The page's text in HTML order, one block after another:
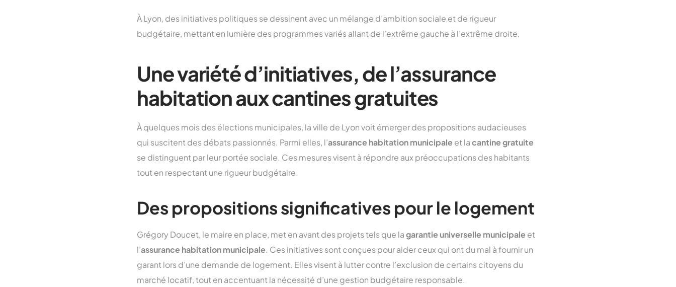
À Lyon, des initiatives politiques se dessinent avec un mélange d’ambition sociale et de rigueur
budgétaire, mettant en lumière des programmes variés allant de l’extrême gauche à l’extrême droite.
Une variété d’initiatives, de l’assurance
habitation aux cantines gratuites
À quelques mois des élections municipales, la ville de Lyon voit émerger des propositions audacieuses
qui suscitent des débats passionnés. Parmi elles, l’assurance habitation municipale et lacantine gratuite
se distinguent par leur portée sociale. Ces mesures visent à répondre aux préoccupations des habitants
tout en respectant une rigueur budgétaire.
Des propositions significatives pour le logement
Grégory Doucet, le maire en place, met en avant des projets tels que lagarantie universelle municipale et
l’assurance habitation municipale. Ces initiatives sont conçues pour aider ceux qui ont du mal à fournir un
garant lors d’une demande de logement. Elles visent à lutter contre l’exclusion de certains citoyens du
marché locatif, tout en accentuant la nécessité d’une gestion budgétaire responsable.